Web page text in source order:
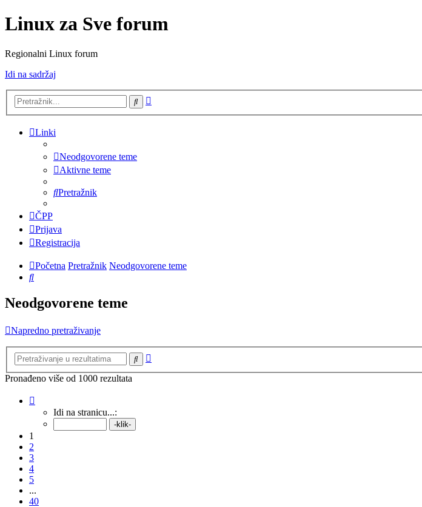
Linux za Sve forum
Regionalni Linux forum
Idi na sadržaj
Pretražnik
Linki
Neodgovorene teme
Aktivne teme
Pretražnik
ČPP
Prijava
Registracija
Početna Pretražnik Neodgovorene teme
Pretražnik
Neodgovorene teme
Napredno pretraživanje
Pretražnik
Pronađeno više od 1000 rezultata
40 .Idi na stranicu...:
1
2
3
4
5
...
40